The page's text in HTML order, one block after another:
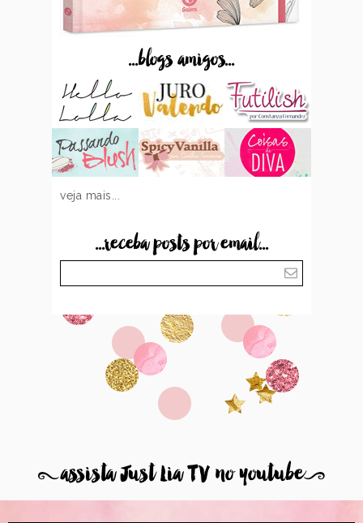
...blogs amigos...
veja mais...
...receba posts por email...
8assista Just Lia TV no youtube9